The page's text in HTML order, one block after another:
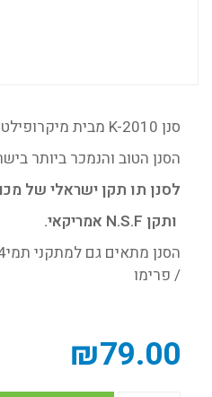
סנן K-2010 מבית מיקרופילטר
הסנן הטוב והנמכר ביותר
לסנן תו תקן ישראלי של
ותקן N.S.F אמריקאי.
/ פרימו
₪79.00